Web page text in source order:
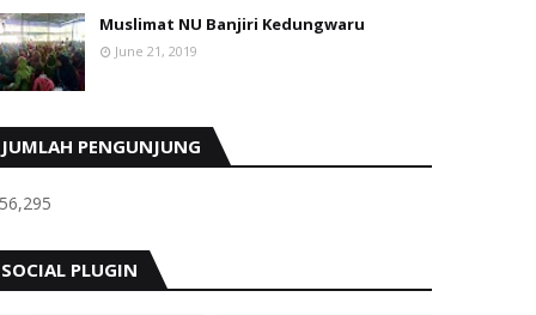
Muslimat NU Banjiri Kedungwaru
June 21, 2019
JUMLAH PENGUNJUNG
SOCIAL PLUGIN